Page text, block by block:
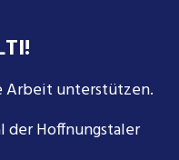
Arbeit unterstützen.
der Hoffnungstaler